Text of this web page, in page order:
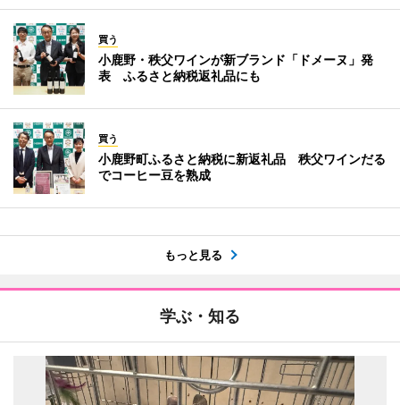
買う
小鹿野・秩父ワインが新ブランド「ドメーヌ」発
表 ふるさと納税返礼品にも
買う
小鹿野町ふるさと納税に新返礼品 秩父ワインだる
でコーヒー豆を熟成
もっと見る
学ぶ・知る